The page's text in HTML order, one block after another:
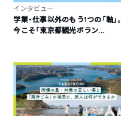
インタビュー
学業・仕事以外のもう1つの「軸」。
今こそ「東京都観光ボラン...